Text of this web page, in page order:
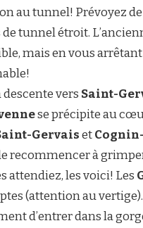
au tunnel! Prévoyez
tunnel étroit.
mais en vous
descente vers Saint-
se précipite au
Gervaiset
recommencer à
attendiez, les voici! Les
(attention au
d’entrer dans la